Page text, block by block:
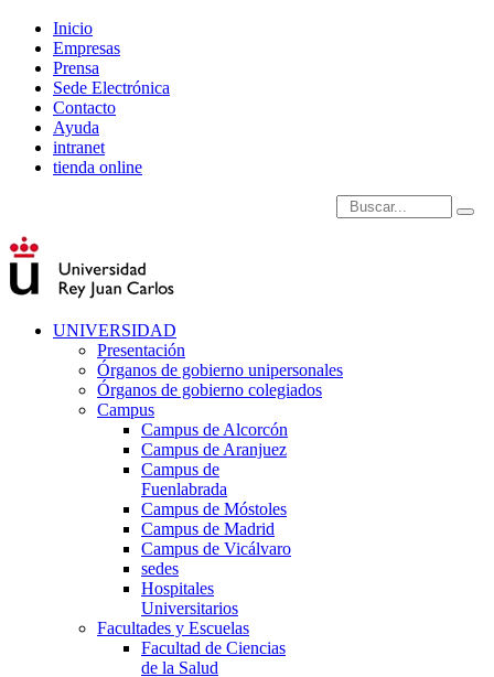
Inicio
Empresas
Prensa
Sede Electrónica
Contacto
Ayuda
intranet
tienda online
Introduce términos de
UNIVERSIDAD
Presentación
Órganos de gobierno unipersonales
Órganos de gobierno colegiados
Campus
Campus de Alcorcón
Campus de Aranjuez
Campus de
Fuenlabrada
Campus de Móstoles
Campus de Madrid
Campus de Vicálvaro
sedes
Hospitales
Universitarios
Facultades y Escuelas
Facultad de Ciencias
de la Salud